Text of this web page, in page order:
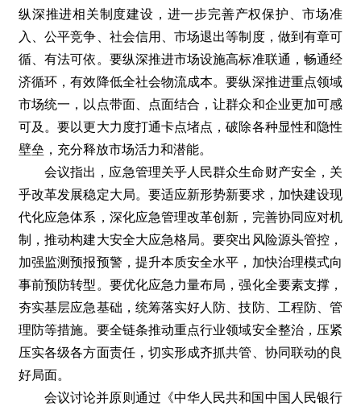
纵深推进相关制度建设，进一步完善产权保护、市场准
入、公平竞争、社会信用、市场退出等制度，做到有章可
循、有法可依。要纵深推进市场设施高标准联通，畅通经
济循环，有效降低全社会物流成本。要纵深推进重点领域
市场统一，以点带面、点面结合，让群众和企业更加可感
可及。要以更大力度打通卡点堵点，破除各种显性和隐性
壁垒，充分释放市场活力和潜能。
会议指出，应急管理关乎人民群众生命财产安全，关
乎改革发展稳定大局。要适应新形势新要求，加快建设现
代化应急体系，深化应急管理改革创新，完善协同应对机
制，推动构建大安全大应急格局。要突出风险源头管控，
加强监测预报预警，提升本质安全水平，加快治理模式向
事前预防转型。要优化应急力量布局，强化全要素支撑，
夯实基层应急基础，统筹落实好人防、技防、工程防、管
理防等措施。要全链条推动重点行业领域安全整治，压紧
压实各级各方面责任，切实形成齐抓共管、协同联动的良
好局面。
会议讨论并原则通过《中华人民共和国中国人民银行